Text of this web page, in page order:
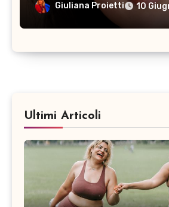
Giuliana Proietti 10
Ultimi Articoli